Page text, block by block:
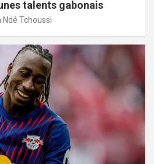
talents gabonais
Ndé Tchoussi